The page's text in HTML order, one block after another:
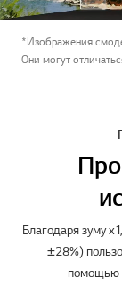
*Изображения
Они могут
Благодаря зуму
±28%)
помощью